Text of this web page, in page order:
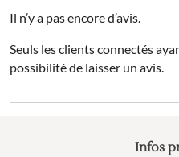
Il n’y a pas encore d’avis.
Seuls les clients connectés
possibilité de laisser un avis.
Infos